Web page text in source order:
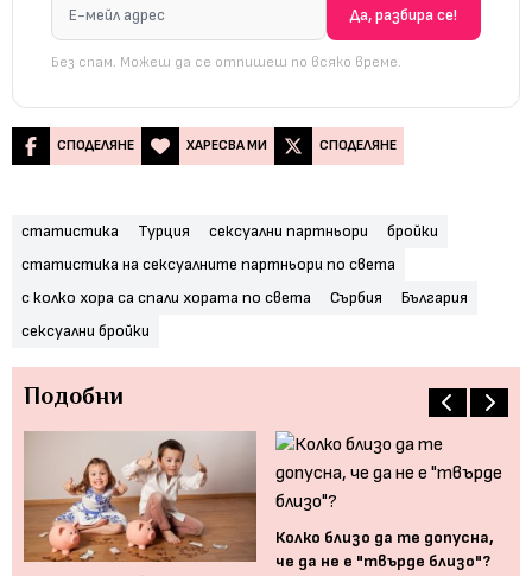
Без спам. Можеш да се отпишеш по всяко време.
СПОДЕЛЯНЕ ХАРЕСВА МИ СПОДЕЛЯНЕ
статистика Турция сексуални партньори
бройки
статистика на сексуалните партньори по света
с колко хора са спали хората по света
Сърбия
България
сексуални бройки
Подобни
Колко близо да те допусна,
че да не е "твърде близо"?